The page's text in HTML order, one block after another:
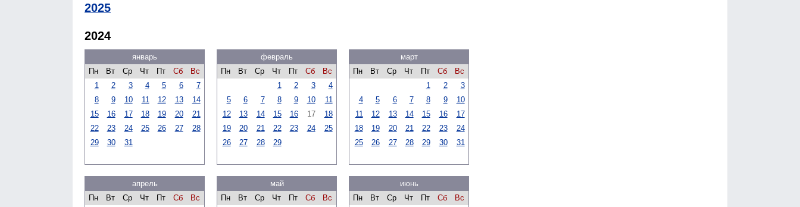
2025
2024
январь
Пн
Вт Ср Чт Пт Сб
Вс
1
2 3 4 5 6
7
8
9 10 11 12 13
14
15
16 17 18 19 20
21
22
23 24 25 26 27
28
29
30 31
февраль
Пн
Вт Ср Чт Пт Сб
Вс
1
2 3
4
5
6 7 8 9 10
11
12
13 14 15 16 17
18
19
20 21 22 23 24
25
26
27 28 29
март
Пн
Вт Ср Чт Пт Сб
Вс
1
2
3
4
5 6 7 8 9
10
11
12 13 14 15 16
17
18
19 20 21 22 23
24
25
26 27 28 29 30 31
апрель
Пн
Вт Ср Чт Пт Сб
Вс
май
Пн
Вт Ср Чт Пт Сб
Вс
июнь
Пн
Вт Ср Чт Пт Сб
Вс